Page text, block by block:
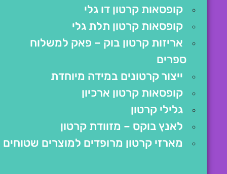
קופסאות קרטון דו גלי
קופסאות קרטון תלת גלי
אריזות קרטון בוק – פאק למשלוח
ספרים
ייצור קרטונים במידה מיוחדת
קופסאות קרטון ארכיון
גלילי קרטון
לאנץ בוקס – מזוודת קרטון
מארזי קרטון מרופדים למוצרים שטוחים